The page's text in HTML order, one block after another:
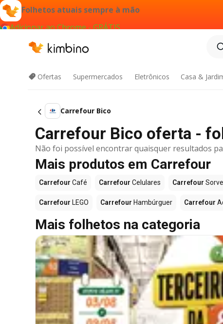
Folhetos atuais sempre à mão
Adicionar ao Chrome - GRÁTIS
Ofertas Supermercados Eletrônicos Casa &
Carrefour Bico
Carrefour Bico oferta -
Não foi possível encontrar quaisquer resultados
Mais produtos em Carrefour
Carrefour Café Carrefour Celulares Carrefour
Carrefour LEGO Carrefour Hambúrguer Carrefour
Mais folhetos na categoria